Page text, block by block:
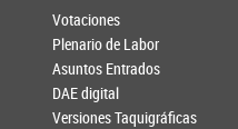
Votaciones
Plenario de Labor
Asuntos Entrados
DAE digital
Versiones Taquigráficas